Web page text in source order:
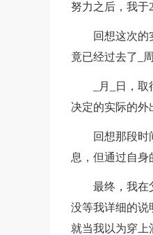
努力之后，我于
回想这次的
竟已经过去了_
_月_日，
决定的实际的外
回想那段时
息，但通过自身
最终，我在
没等我详细的说
就当我以为穿